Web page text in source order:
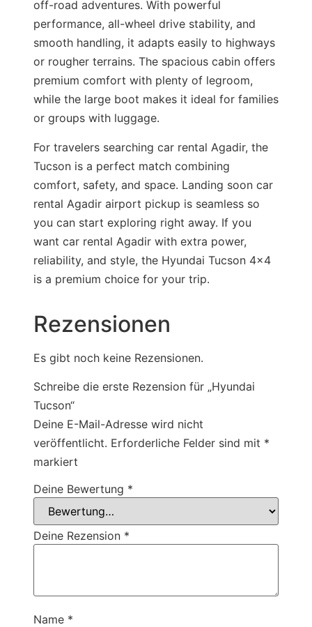
off-road adventures. With powerful
performance, all-wheel drive stability, and
smooth handling, it adapts easily to highways
or rougher terrains. The spacious cabin offers
premium comfort with plenty of legroom,
while the large boot makes it ideal for families
or groups with luggage.
For travelers searching car rental Agadir, the
Tucson is a perfect match combining
comfort, safety, and space. Landing soon car
rental Agadir airport pickup is seamless so
you can start exploring right away. If you
want car rental Agadir with extra power,
reliability, and style, the Hyundai Tucson 4×4
is a premium choice for your trip.
Rezensionen
Es gibt noch keine Rezensionen.
Schreibe die erste Rezension für „Hyundai
Tucson“
Deine E-Mail-Adresse wird nicht
veröffentlicht. Erforderliche Felder sind mit *
markiert
Deine Bewertung *
Deine Rezension *
Name *